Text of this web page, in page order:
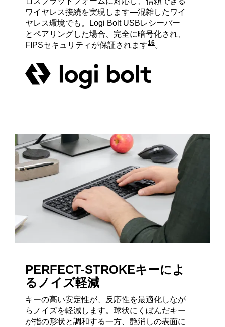
ワイヤレス接続を実現します—混雑したワイ
ヤレス環境でも。Logi Bolt USBレシーバー
とペアリングした場合、完全に暗号化され、
FIPSセキュリティが保証されます16Logi Boltワイヤレ
。
PERFECT-STROKEキーによ
るノイズ軽減
キーの高い安定性が、反応性を最適化しなが
らノイズを軽減します。球状にくぼんだキー
が指の形状と調和する一方、艶消しの表面に